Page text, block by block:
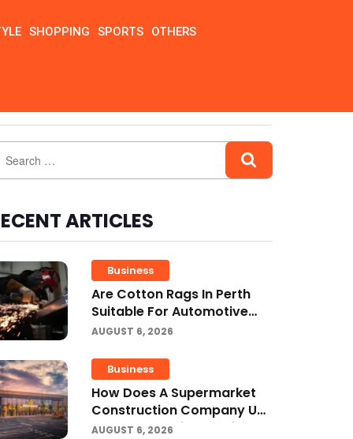
SHOPPING SPORTS OTHERS
ARTICLES
Business
Are Cotton Rags In Perth
Suitable For Automotive
Workshops?
AUGUST 6, 2026
Business
How Does A Supermarket
Construction Company UK
Ensure Compliance With UK
AUGUST 6, 2026